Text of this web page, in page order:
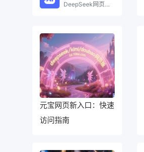
DeepSeek网页版在线免费体验。
元宝网页新入口：快速
访问指南